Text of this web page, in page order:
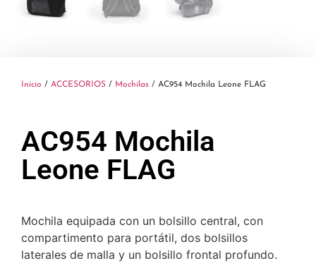
Inicio / ACCESORIOS / Mochilas / AC954 Mochila Leone FLAG
AC954 Mochila
Leone FLAG
Mochila equipada con un bolsillo central, con
compartimento para portátil, dos bolsillos
laterales de malla y un bolsillo frontal profundo.